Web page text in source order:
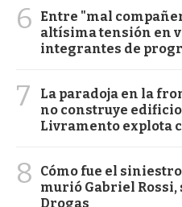
6
Entre "mal
altísima tensión en
integrantes de
7
La paradoja en la
no construye
Livramento explota
8
Cómo fue el
murió Gabriel
Drogas